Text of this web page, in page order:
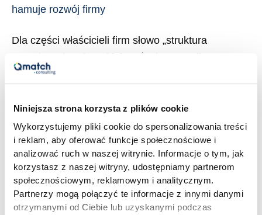
Niniejsza strona korzysta z plików cookie
Wykorzystujemy pliki cookie do spersonalizowania treści
i reklam, aby oferować funkcje społecznościowe i
analizować ruch w naszej witrynie. Informacje o tym, jak
korzystasz z naszej witryny, udostępniamy partnerom
społecznościowym, reklamowym i analitycznym.
Partnerzy mogą połączyć te informacje z innymi danymi
otrzymanymi od Ciebie lub uzyskanymi podczas
hamuje rozwój firmy
Dla części właścicieli firm słowo „struktura
organizacyjna” brzmi jak coś z korporacji: sztywne
ramy, działy, procedury i biurokracja. Inni w ogóle o
schemat organizacyjny istnieje najwyżej w głowie
właściciela. I jedni i drudzy trafiają zwykle na ten
sam mur. Firma ma dobry produkt, sensowną
strategię, operuje […]
Read More »